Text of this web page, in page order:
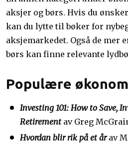
aksjer og børs. Hvis du
kan du lytte til bøker for
aksjemarkedet. Også de mer
børs kan finne relevante
Populære
Investing 101: How to Save,
Retirementav Greg
Hvordan blir rik på et årav